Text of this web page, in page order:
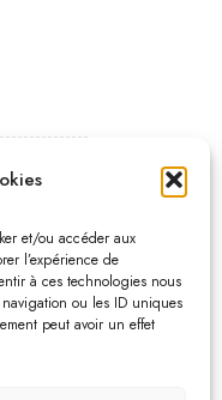
et/ou accéder aux
l’expérience de
à ces technologies nous
ou les ID uniques
peut avoir un effet